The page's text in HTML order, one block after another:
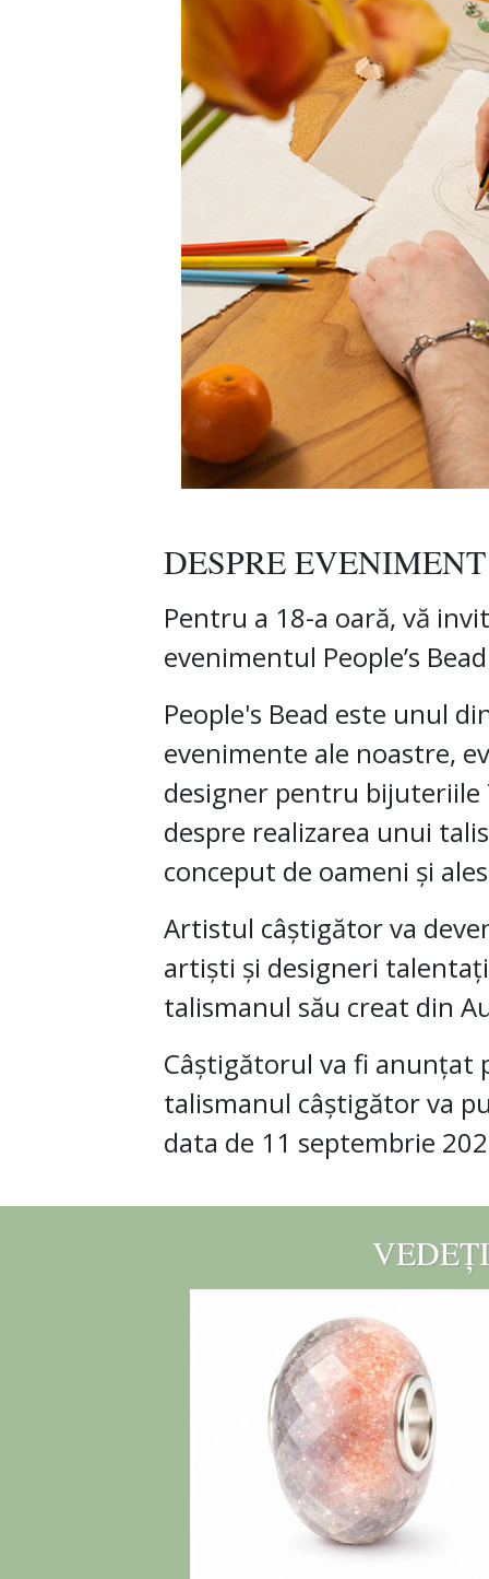
DESPRE EVENIMENT
Pentru a 18-a oară, vă
evenimentul People’s
People's Bead este unul
evenimente ale noastre,
designer pentru bijuteriile
despre realizarea unui
conceput de oameni și
Artistul câștigător va
artiști și designeri
talismanul său creat din
Câștigătorul va fi anunțat
talismanul câștigător va
data de 11 septembrie